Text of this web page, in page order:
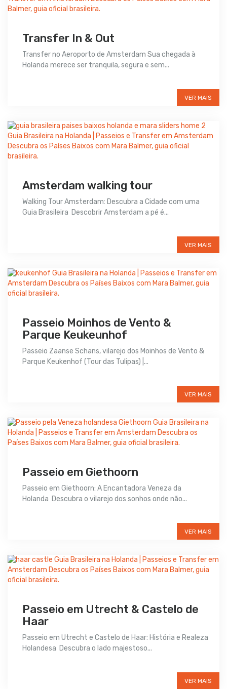
Transfer In & Out
Transfer no Aeroporto de Amsterdam Sua chegada à
Holanda merece ser tranquila, segura e sem...
VER MAIS
Amsterdam walking tour
Walking Tour Amsterdam: Descubra a Cidade com uma
Guia Brasileira Descobrir Amsterdam a pé é...
VER MAIS
Passeio Moinhos de Vento &
Parque Keukeunhof
Passeio Zaanse Schans, vilarejo dos Moinhos de Vento &
Parque Keukenhof (Tour das Tulipas) |...
VER MAIS
Passeio em Giethoorn
Passeio em Giethoorn: A Encantadora Veneza da
Holanda Descubra o vilarejo dos sonhos onde não...
VER MAIS
Passeio em Utrecht & Castelo de
Haar
Passeio em Utrecht e Castelo de Haar: História e Realeza
Holandesa Descubra o lado majestoso...
VER MAIS